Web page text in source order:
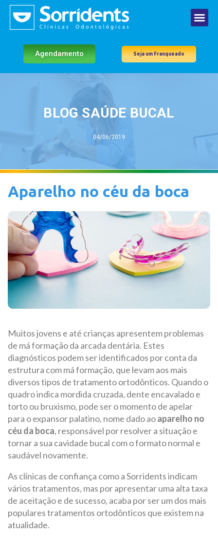
Agendamento Seja um Franqueado
BLOG SAÚDE BUCAL
04/06/2019
Aparelho no céu da boca
Muitos jovens e até crianças apresentem problemas
de má formação da arcada dentária. Estes
diagnósticos podem ser identificados por conta da
estrutura com má formação, que levam aos mais
diversos tipos de tratamento ortodônticos. Quando o
quadro indica mordida cruzada, dente encavalado e
torto ou bruxismo, pode ser o momento de apelar
para o expansor palatino, nome dado aoaparelho no
céu da boca, responsável por resolver a situação e
tornar a sua cavidade bucal com o formato normal e
saudável novamente.
As clínicas de confiança como a Sorridents indicam
vários tratamentos, mas por apresentar uma alta taxa
de aceitação e de sucesso, acaba por ser um dos mais
populares tratamentos ortodônticos que existem na
atualidade.